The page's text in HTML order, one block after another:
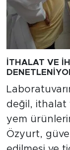
İTHALAT VE
değil, ithalat
yem
Özyurt,